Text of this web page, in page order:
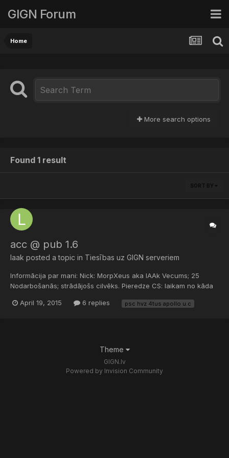
GIGN Forum
Home
More search options
Found 1 result
SORT BY
acc @ pub 1.6
laak posted a topic in Tiesības uz GIGN serveriem
Informācija par mani: Nick: MorpXeus aka lAAk Vecums; 25
Nodarbošanās; strādājošs cilvēks. Pieredze CS: laikam no kāda
labums, ja tev tiks pieškirtas tiesības uz kāda no GIGN
April 19, 2015 6 replies psc hvz 4tus apollo u.c
Theme
GIGN.lv
Powered by Invision Community